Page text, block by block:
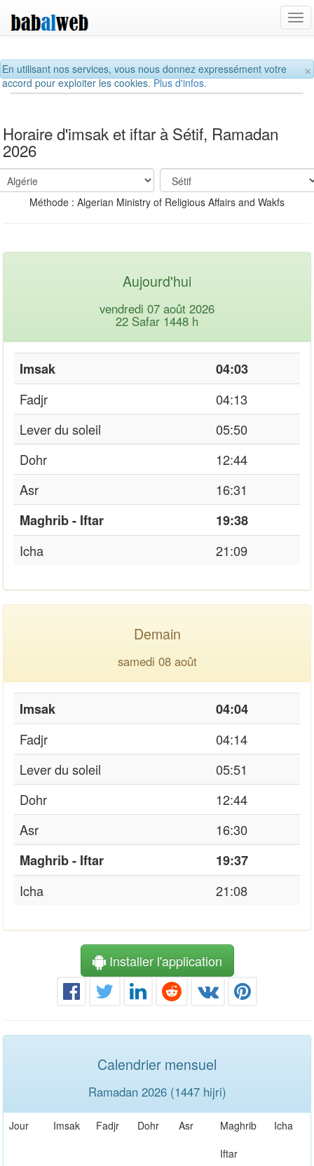
×
En utilisant nos services, vous nous donnez expressément votre
accord pour exploiter les cookies.Plus d'infos.
Horaire d'imsak et iftar à Sétif, Ramadan
2026
Méthode : Algerian Ministry of Religious Affairs and Wakfs
Aujourd'hui
vendredi 07 août 2026
22 Safar 1448 h
Imsak
04:03
Fadjr
04:13
Lever du soleil
05:50
Dohr
12:44
Asr
16:31
Maghrib - Iftar
19:38
Icha
21:09
Demain
samedi 08 août
Imsak
04:04
Fadjr
04:14
Lever du soleil
05:51
Dohr
12:44
Asr
16:30
Maghrib - Iftar
19:37
Icha
21:08
Installer l'application
Calendrier mensuel
Ramadan 2026 (1447 hijri)
Jour Imsak Fadjr Dohr Asr
Maghrib
Iftar
Icha